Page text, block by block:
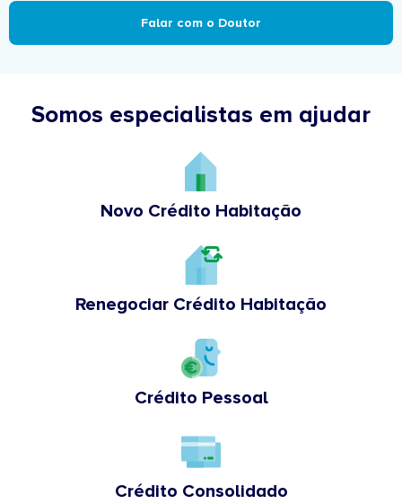
Falar com o Doutor
Somos especialistas em ajudar
Novo Crédito Habitação
Renegociar Crédito Habitação
Crédito Pessoal
Crédito Consolidado